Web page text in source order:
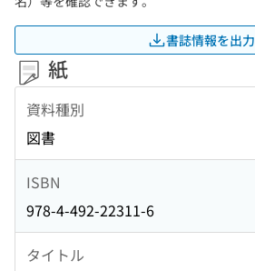
書誌情報を出力
紙
資料種別
図書
ISBN
978-4-492-22311-6
タイトル